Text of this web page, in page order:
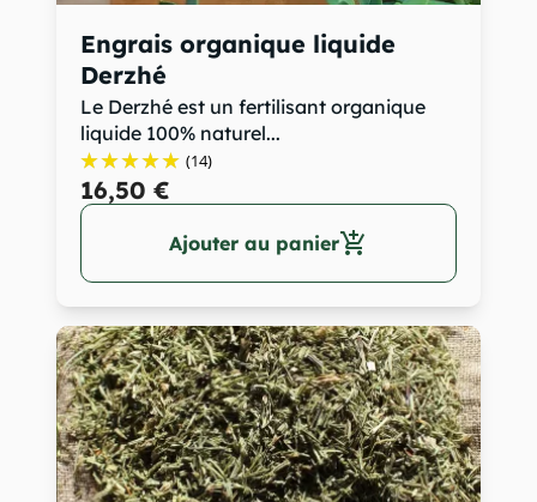
Engrais organique liquide
Derzhé
Le Derzhé est un fertilisant organique
liquide 100% naturel...
(14)
16,50 €
Ajouter au panieradd_shopping_cart